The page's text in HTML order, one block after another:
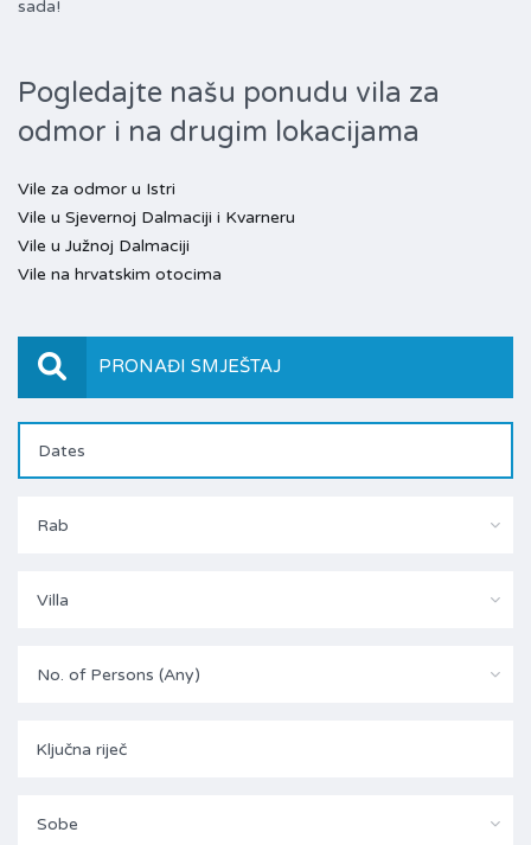
sada!
Pogledajte našu ponudu vila za
odmor i na drugim lokacijama
Vile za odmor u Istri
Vile u Sjevernoj Dalmaciji i Kvarneru
Vile u Južnoj Dalmaciji
Vile na hrvatskim otocima
PRONAĐI SMJEŠTAJ
Rab
Villa
No. of Persons (Any)
Sobe